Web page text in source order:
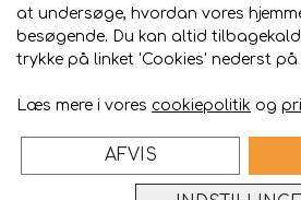
Betalingskort
Bygget på
at undersøge, hvordan vores
besøgende. Du kan altid
trykke på linket 'Cookies' nederst på
Læs mere i vores cookiepolitik og
AFVIS